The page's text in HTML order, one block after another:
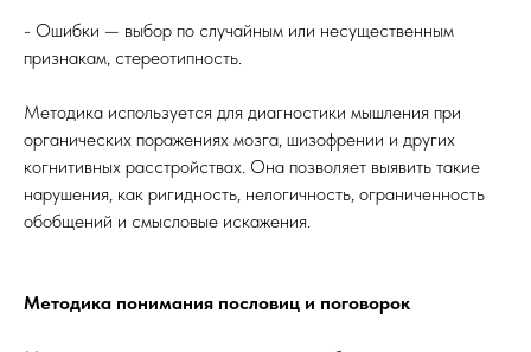
- Ошибки — выбор по случайным или несущественным
признакам, стереотипность.
Методика используется для диагностики мышления при
органических поражениях мозга, шизофрении и других
когнитивных расстройствах. Она позволяет выявить такие
нарушения, как ригидность, нелогичность, ограниченность
обобщений и смысловые искажения.
Методика понимания пословиц и поговорок